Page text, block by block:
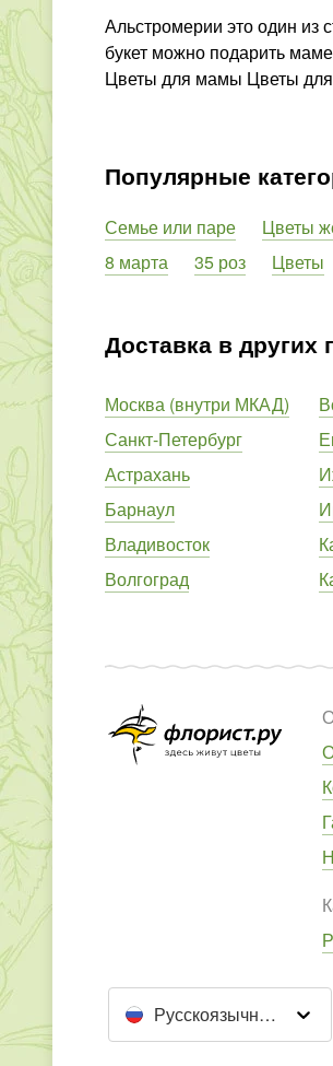
Альстромерии это один из
букет можно подарить
Цветы для мамы Цветы для
Популярные
Семье или паре Цветы
8 марта
35 роз Цветы
Доставка в других
Москва (внутри МКАД)
Санкт-Петербург
Астрахань
Барнаул
Владивосток
Волгоград
Русскоязычный сайт